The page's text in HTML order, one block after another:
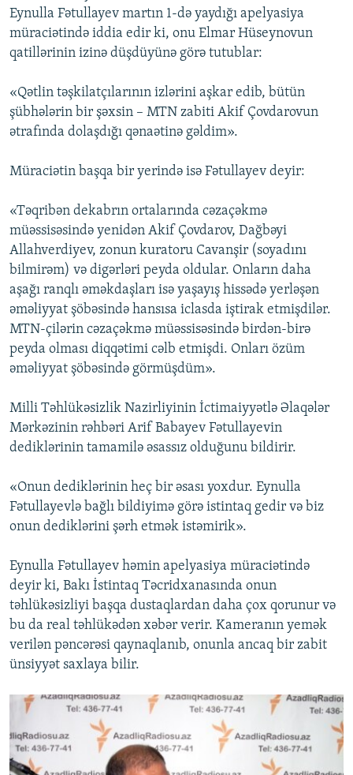
Eynulla Fətullayev martın 1-də yaydığı apelyasiya
müraciətində iddia edir ki, onu Elmar Hüseynovun
qatillərinin izinə düşdüyünə görə tutublar:
«Qətlin təşkilatçılarının izlərini aşkar edib, bütün
şübhələrin bir şəxsin – MTN zabiti Akif Çovdarovun
ətrafında dolaşdığı qənaətinə gəldim».
Müraciətin başqa bir yerində isə Fətullayev deyir:
«Təqribən dekabrın ortalarında cəzaçəkmə
müəssisəsində yenidən Akif Çovdarov, Dağbəyi
Allahverdiyev, zonun kuratoru Cavanşir (soyadını
bilmirəm) və digərləri peyda oldular. Onların daha
aşağı ranqlı əməkdaşları isə yaşayış hissədə yerləşən
əməliyyat şöbəsində hansısa iclasda iştirak etmişdilər.
MTN-çilərin cəzaçəkmə müəssisəsində birdən-birə
peyda olması diqqətimi cəlb etmişdi. Onları özüm
əməliyyat şöbəsində görmüşdüm».
Milli Təhlükəsizlik Nazirliyinin İctimaiyyətlə Əlaqələr
Mərkəzinin rəhbəri Arif Babayev Fətullayevin
dediklərinin tamamilə əsassız olduğunu bildirir.
«Onun dediklərinin heç bir əsası yoxdur. Eynulla
Fətullayevlə bağlı bildiyimə görə istintaq gedir və biz
onun dediklərini şərh etmək istəmirik».
Eynulla Fətullayev həmin apelyasiya müraciətində
deyir ki, Bakı İstintaq Təcridxanasında onun
təhlükəsizliyi başqa dustaqlardan daha çox qorunur və
bu da real təhlükədən xəbər verir. Kameranın yemək
verilən pəncərəsi qaynaqlanıb, onunla ancaq bir zabit
ünsiyyət saxlaya bilir.